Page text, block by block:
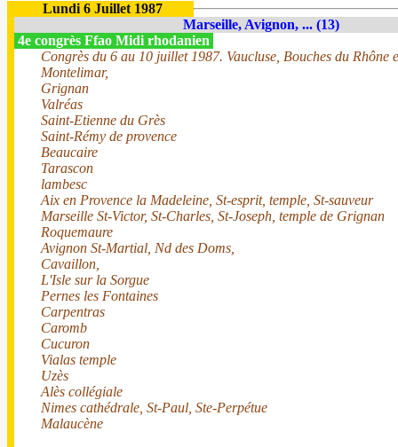
Lundi 6 Juillet 1987
Marseille, Avignon, ... (13)
4e congrès Ffao Midi rhodanien
Congrès du 6 au 10 juillet 1987. Vaucluse, Bouches du Rhône
Montelimar,
Grignan
Valréas
Saint-Etienne du Grès
Saint-Rémy de provence
Beaucaire
Tarascon
lambesc
Aix en Provence la Madeleine, St-esprit, temple, St-sauveur
Marseille St-Victor, St-Charles, St-Joseph, temple de Grignan
Roquemaure
Avignon St-Martial, Nd des Doms,
Cavaillon,
L'Isle sur la Sorgue
Pernes les Fontaines
Carpentras
Caromb
Cucuron
Vialas temple
Uzès
Alès collégiale
Nimes cathédrale, St-Paul, Ste-Perpétue
Malaucène